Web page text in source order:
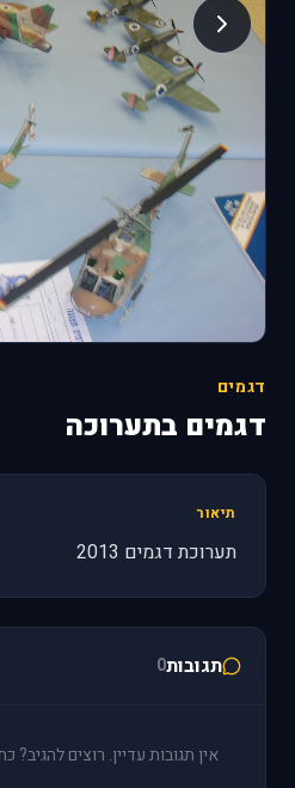
דגמים
דגמים בתערוכה
תיאור
תערוכת דגמים 2013
תגובות0
אין תגובות עדיין. רוצים